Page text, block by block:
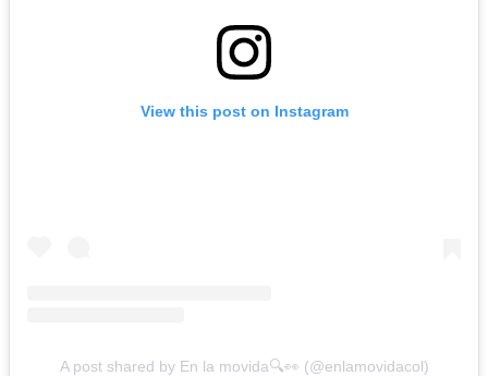
View this post on Instagram
A post shared by En la movida🔍👀 (@enlamovidacol)